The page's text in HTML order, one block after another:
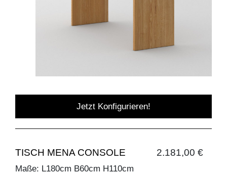
Jetzt Konfigurieren!
TISCH MENA CONSOLE 2.181,00 €
Maße: L180cm B60cm H110cm